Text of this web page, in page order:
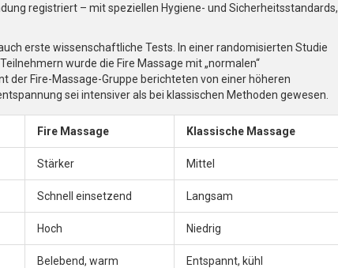
registriert – mit speziellen Hygiene- und Sicherheitsstandards,
erste wissenschaftliche Tests. In einer randomisierten Studie
wurde die Fire Massage mit „normalen“
der Fire-Massage-Gruppe berichteten von einer höheren
sei intensiver als bei klassischen Methoden gewesen.
Fire Massage Klassische Massage
Stärker Mittel
Schnell einsetzend Langsam
Hoch Niedrig
Belebend, warm Entspannt, kühl